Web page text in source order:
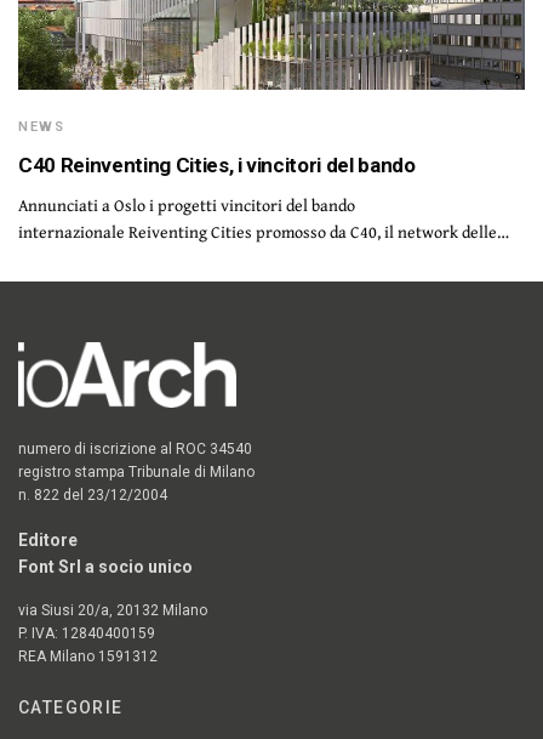
NEWS
C40 Reinventing Cities, i vincitori del bando
Annunciati a Oslo i progetti vincitori del bando
internazionale Reiventing Cities promosso da C40, il network delle…
numero di iscrizione al ROC 34540
registro stampa Tribunale di Milano
n. 822 del 23/12/2004
Editore
Font Srl a socio unico
via Siusi 20/a, 20132 Milano
P. IVA: 12840400159
REA Milano 1591312
CATEGORIE